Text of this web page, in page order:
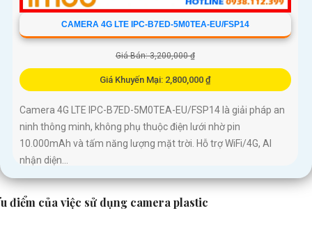
CAMERA 4G LTE IPC-B7ED-5M0TEA-EU/FSP14
Giá Bán: 3,200,000 ₫
Giá Khuyến Mại: 2,800,000 ₫
Camera 4G LTE IPC-B7ED-5M0TEA-EU/FSP14 là giải pháp an
ninh thông minh, không phụ thuộc điện lưới nhờ pin
10.000mAh và tấm năng lượng mặt trời. Hỗ trợ WiFi/4G, AI
nhận diện...
điểm của việc sử dụng camera plastic